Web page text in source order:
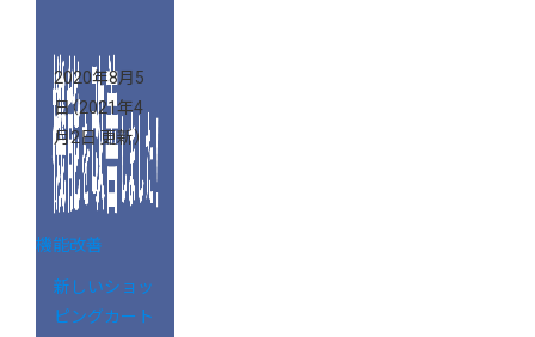
2020年8月5
日（2021年4
月2日 更新）
機能改善
新しいショッ
ピングカート